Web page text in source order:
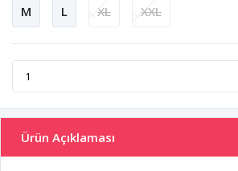
M L XL XXL
Ürün Açıklaması